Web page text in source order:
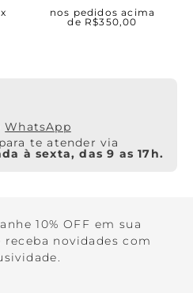
nos pedidos acima
de R$350,00
WhatsApp
te atender via
à sexta, das 9 as 17h.
10% OFF em sua
novidades com